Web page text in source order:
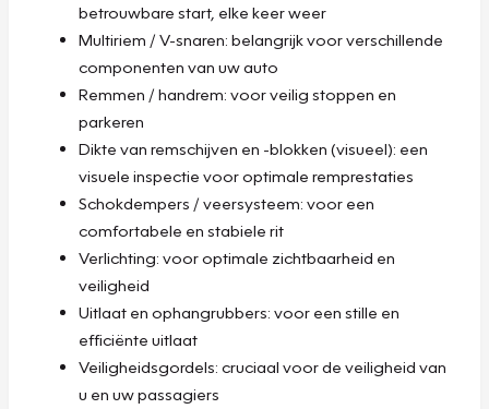
betrouwbare start, elke keer weer
Multiriem / V-snaren: belangrijk voor verschillende
componenten van uw auto
Remmen / handrem: voor veilig stoppen en
parkeren
Dikte van remschijven en -blokken (visueel): een
visuele inspectie voor optimale remprestaties
Schokdempers / veersysteem: voor een
comfortabele en stabiele rit
Verlichting: voor optimale zichtbaarheid en
veiligheid
Uitlaat en ophangrubbers: voor een stille en
efficiënte uitlaat
Veiligheidsgordels: cruciaal voor de veiligheid van
u en uw passagiers